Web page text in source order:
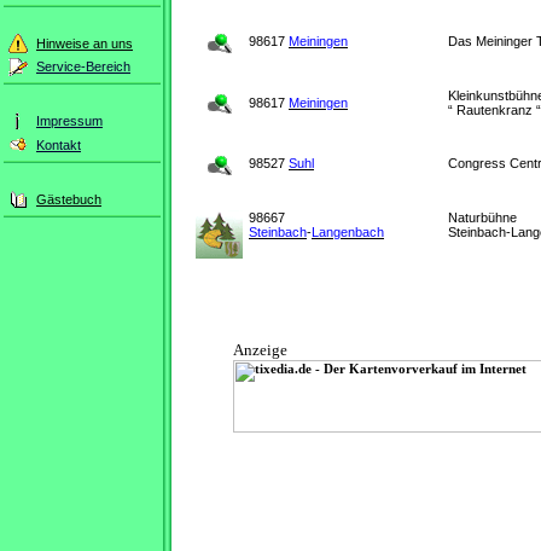
Hinweise an uns
Service-Bereich
Impressum
Kontakt
Gästebuch
98617 Meiningen Das Meininger
98617 Meiningen
“ Rautenkranz “
98527 Suhl Congress
98667
Steinbach-Langenbach
Naturbühne
Steinbach-
Anzeige